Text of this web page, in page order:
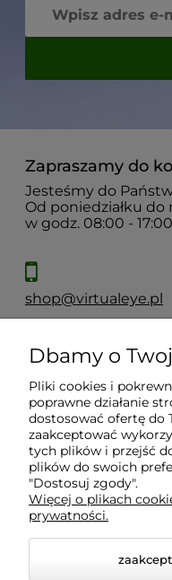
Zapraszamy do
Jesteśmy do
Od poniedziałku do
w godz. 08:00 - 17:00
shop@virtualeye.pl
Moje konto
Płatności i
Informacje
O nas
Dbamy o
Pliki cookies i
poprawne działanie
dostosować ofertę do
zaakceptować
tych plików i przejść
plików do swoich
"Dostosuj zgody".
Więcej o plikach
prywatności.